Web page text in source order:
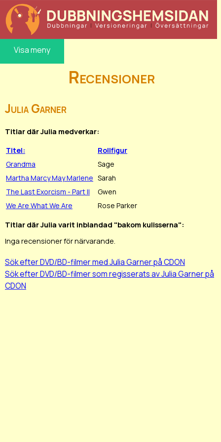
Visa meny
Recensioner
Julia Garner
Titlar där Julia medverkar:
Titel:
Rollfigur
Grandma
Sage
Martha Marcy May Marlene Sarah
The Last Exorcism - Part II
Gwen
We Are What We Are
Rose Parker
Titlar där Julia varit inblandad "bakom kulisserna":
Inga recensioner för närvarande.
Sök efter DVD/BD-filmer med Julia Garner på CDON
Sök efter DVD/BD-filmer som regisserats av Julia Garner på
CDON